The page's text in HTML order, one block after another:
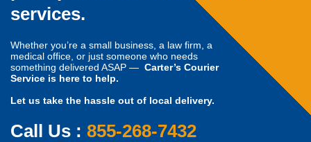
services.
Whether you’re a small business, a law firm, a
medical office, or just someone who needs
something delivered ASAP — Carter’s Courier
Service is here to help.
Let us take the hassle out of local delivery.
Call Us : 855-268-7432